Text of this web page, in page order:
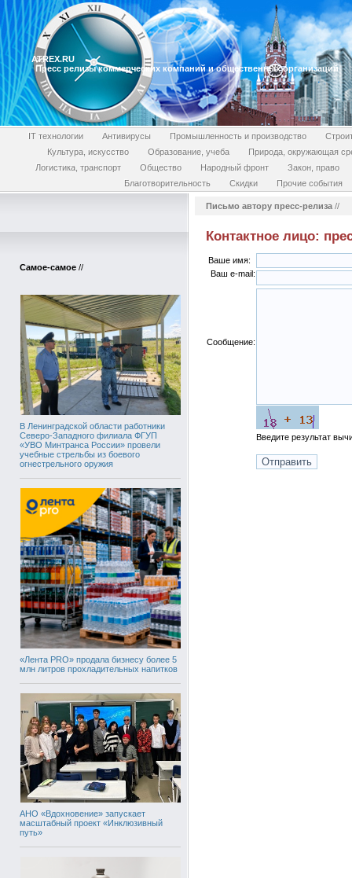
ATREX.RU
Пресс релизы коммерческих компаний и общественных организаций
IT технологии Антивирусы Промышленность и производство
Культура, искусство
Образование, учеба
Природа, окружающая
Логистика, транспорт
Общество Народный фронт
Закон, право
Благотворительность
Скидки Прочие события
Самое-самое //
В Ленинградской области работники
Северо-Западного филиала ФГУП
«УВО Минтранса России» провели
учебные стрельбы из боевого
огнестрельного оружия
«Лента PRO» продала бизнесу более 5
млн литров прохладительных напитков
АНО «Вдохновение» запускает
масштабный проект «Инклюзивный
путь»
Письмо автору пресс-релиза //
Контактное лицо:
Ваше имя:
Ваш e-mail:
Сообщение:
Введите результат